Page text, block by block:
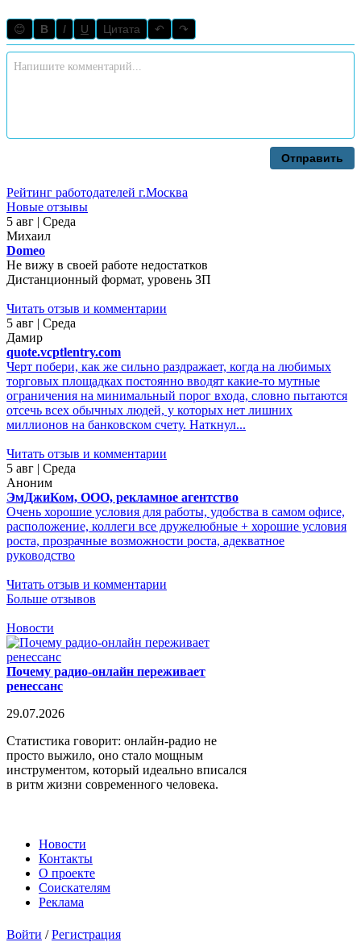
😊 B I U Цитата ↶ ↷
Отправить
Рейтинг работодателей г.Москва
Новые отзывы
5 авг | Среда
Михаил
Domeo
Не вижу в своей работе недостатков
Дистанционный формат, уровень ЗП
Читать отзыв и комментарии
5 авг | Среда
Дамир
quote.vcptlentry.com
Черт побери, как же сильно раздражает, когда на любимых
торговых площадках постоянно вводят какие-то мутные
ограничения на минимальный порог входа, словно пытаются
отсечь всех обычных людей, у которых нет лишних
миллионов на банковском счету. Наткнул...
Читать отзыв и комментарии
5 авг | Среда
Аноним
ЭмДжиКом, ООО, рекламное агентство
Очень хорошие условия для работы, удобства в самом офисе,
расположение, коллеги все дружелюбные + хорошие условия
роста, прозрачные возможности роста, адекватное
руководство
Читать отзыв и комментарии
Больше отзывов
Новости
Почему радио-онлайн переживает
ренессанс
29.07.2026
Статистика говорит: онлайн-радио не
просто выжило, оно стало мощным
инструментом, который идеально вписался
в ритм жизни современного человека.
Новости
Контакты
О проекте
Соискателям
Реклама
Войти /Регистрация